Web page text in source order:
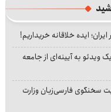
ایده خلاقانه خریداریم!
ویدئو به آیینه‌ای از جامعه
سخنگوی فارسی‌زبان وزارت